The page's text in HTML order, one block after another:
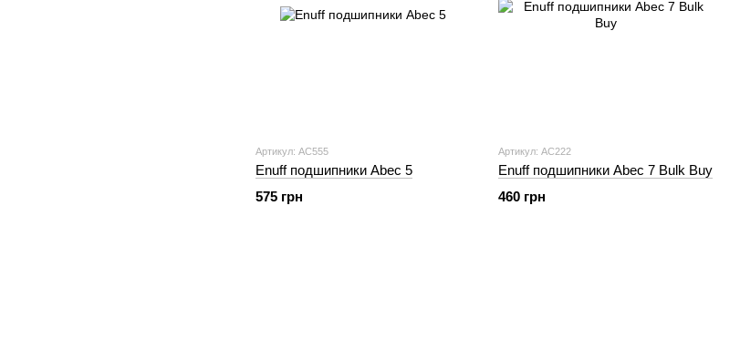
Артикул: AC555
Enuff подшипники Abec 5
575 грн
Артикул: AC222
Enuff подшипники Abec 7 Bulk Buy
460 грн